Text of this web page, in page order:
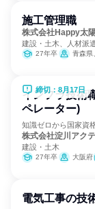
施工管理職
株式会社Happy太
建設・土木、人材派
27年卒 青森県、岩手県、宮城
締切：8月17日
インフラ技術
ペレーター)
知識ゼロから国家資
株式会社淀川アク
建設・土木
27年卒 大阪府
電気工事の技